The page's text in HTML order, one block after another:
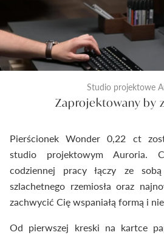
Studio projektowe
Zaprojektowany by
Pierścionek Wonder 0,22 ct
studio projektowym Auroria.
codziennej pracy łączy ze
szlachetnego rzemiosła oraz
zachwycić Cię wspaniałą formą i
Od pierwszej kreski na kartce